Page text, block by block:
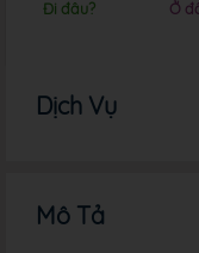
Đi đâu? Ở
Dịch Vụ
Mô Tả